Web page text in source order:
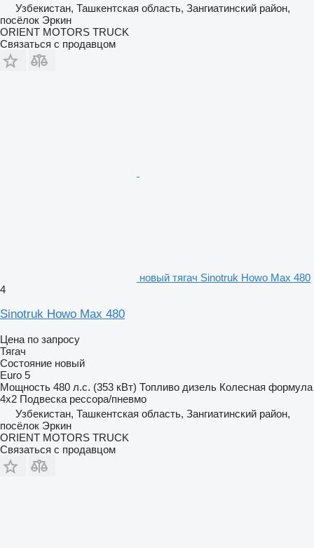
Узбекистан, Ташкентская область, Зангиатинский район,
посёлок Эркин
ORIENT MOTORS TRUCK
Связаться с продавцом
новый тягач Sinotruk Howo Max 480
4
Sinotruk Howo Max 480
Цена по запросу
Тягач
Состояние новый
Euro 5
Мощность 480 л.с. (353 кВт) Топливо дизель Колесная формула
4x2 Подвеска рессора/пневмо
Узбекистан, Ташкентская область, Зангиатинский район,
посёлок Эркин
ORIENT MOTORS TRUCK
Связаться с продавцом